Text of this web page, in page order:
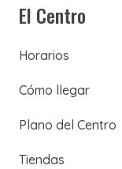
El Centro
Horarios
Cómo llegar
Plano del Centro
Tiendas